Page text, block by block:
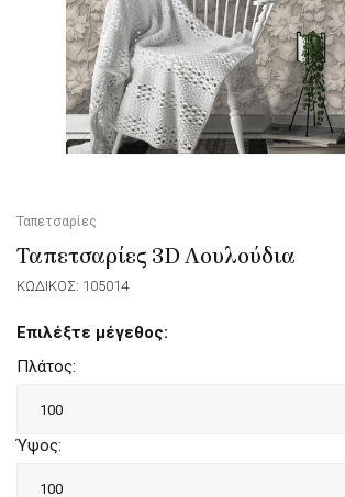
Ταπετσαρίες
Ταπετσαρίες 3D Λουλούδια
ΚΩΔΙΚΟΣ: 105014
Επιλέξτε μέγεθος:
Πλάτος:
Ύψος: